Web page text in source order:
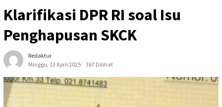
Klarifikasi DPR RI soal Isu
Penghapusan SKCK
Redaktur
Minggu, 13 April 2025
367 Dilihat